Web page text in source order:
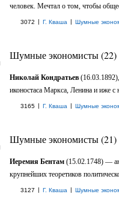
человек. Мечтал о том, чтобы
3072 | Г. Кваша | Шумные
Шумные экономисты (22)
Николай Кондратьев
иконостаса Маркса, Ленина и иже с
3165 | Г. Кваша | Шумные
Шумные экономисты (21)
Иеремия Бентам (15.02.1748) —
крупнейших теоретиков
3127 | Г. Кваша | Шумные